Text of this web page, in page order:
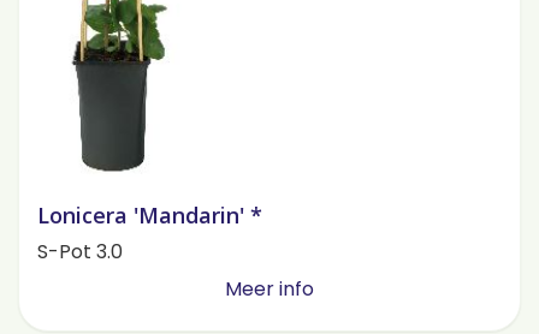
Lonicera 'Mandarin' *
S-Pot 3.0
Meer info